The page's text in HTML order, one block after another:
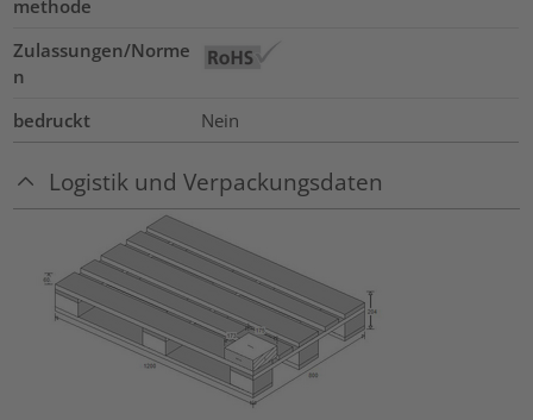
methode
Zulassungen/Norme
n
bedruckt
Nein
Logistik und Verpackungsdaten